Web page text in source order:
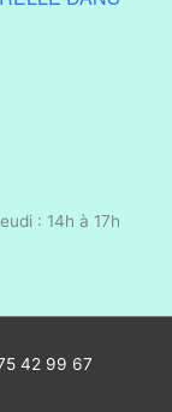
: 14h à 17h
42 99 67